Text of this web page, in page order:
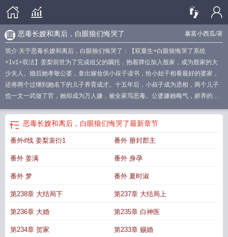
暴富小西瓜/著
恶毒长嫂和离后，白眼狼们悔哭了
简介:关于恶毒长嫂和离后，白眼狼们悔哭了：【双重生+白眼狼悔哭了系统
+1v1+双洁】姜梨前世为了完成祖父的嘱托，抱着牌位加入殷家，成为殷家的大
少夫人。婚后她孝敬公婆，拿出嫁妆供小叔子读书，给小姑子相看最好的婆家，
还将两个过继到她名下的儿子养育成才。十五年后，小叔子成为丞相，两个儿子
也一文一武做了官，她却成为万人嫌，被全家骂恶毒。公婆嫌她晦气，娇养的小
也怨恨她的严加管教。就在这时，早死的殷家大公子回来，还带着个女人和一双
儿女。姜梨的嫁妆被殷家算计，她被殷家人送到庄子上，半辈子都活成了笑话。
直到染上重病，无钱医治，活活疼死。再睁开眼，姜梨回到嫁到殷家的第二天。
没能拿到她的嫁妆，这才百般讨好。姜梨决定和离，再不会让殷家人占到半点好
处。她也不会再插手殷家的事，还要看着殷家一步步走向覆灭。
恶毒长嫂和离后，白眼狼们悔哭了最新章节
番外if线 姜梨裴衍1 番外 册封郡主
番外 姜满 番外 身孕
番外 梦 番外 夏时淑
第238章 大结局下 第237章 大结局上
第236章 大婚 第235章 白神医
第234章 贺家 第233章 赐婚